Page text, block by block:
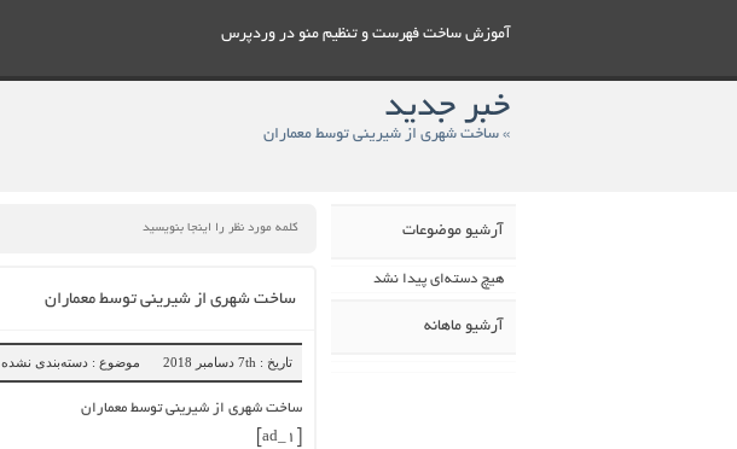
آموزش ساخت فهرست و تنظيم منو در وردپرس
خبر جدید
» ساخت شهری از شیرینی توسط معماران
ساخت شهری از شیرینی توسط معماران
تاریخ : 7th دسامبر 2018 موضوع : دسته‌بندی نشده
ساخت شهری از شیرینی توسط معماران
آرشیو موضوعات
هیچ دسته‌ای پیدا نشد
آرشیو ماهانه